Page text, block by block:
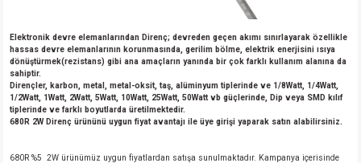
Elektronik devre elemanlarından Direnç; devreden geçen akımı sınırlayarak özellikle
hassas devre elemanlarının korunmasında, gerilim bölme, elektrik enerjisini ısıya
dönüştürmek(rezistans) gibi ana amaçların yanında bir çok farklı kullanım alanına da
sahiptir.
Dirençler, karbon, metal, metal-oksit, taş, alüminyum tiplerinde ve 1/8Watt, 1/4Watt,
1/2Watt, 1Watt, 2Watt, 5Watt, 10Watt, 25Watt, 50Watt vb güçlerinde, Dip veya SMD kılıf
tiplerinde ve farklı boyutlarda üretilmektedir.
680R 2W Direnç ürününü uygun fiyat avantajı ile üye girişi yaparak satın alabilirsiniz.
680R %5 2W ürünümüz uygun fiyatlardan satışa sunulmaktadır. Kampanya içerisinde